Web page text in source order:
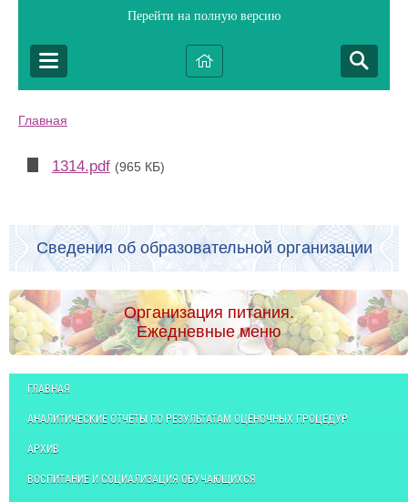
Перейти на полную версию
Главная
1314.pdf (965 КБ)
Сведения об образовательной организации
Организация питания.
Ежедневные меню
ГЛАВНАЯ
АНАЛИТИЧЕСКИЕ ОТЧЕТЫ ПО РЕЗУЛЬТАТАМ ОЦЕНОЧНЫХ ПРОЦЕДУР
АРХИВ
ВОСПИТАНИЕ И СОЦИАЛИЗАЦИЯ ОБУЧАЮЩИХСЯ